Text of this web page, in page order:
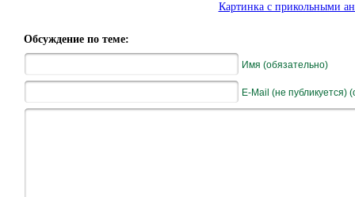
Картинка с прикольными
Обсуждение по теме:
Имя (обязательно)
E-Mail (не публикуется)